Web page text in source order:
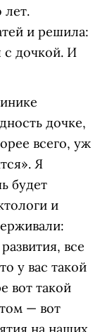
лет.
и решила:
с дочкой. И
дочке,
всего, уж
Я
будет
и
все
у вас такой
вот такой
— вот